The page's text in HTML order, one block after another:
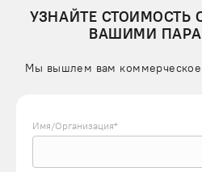
УЗНАЙТЕ СТОИМОСТЬ
ВАШИМИ
Мы вышлем вам
Имя/Организация*